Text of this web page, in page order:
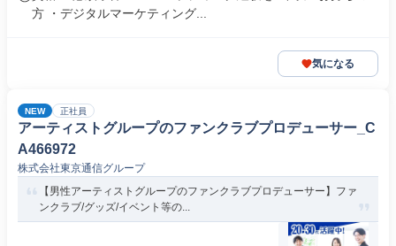
方 ・デジタルマーケティング...
気になる
NEW 正社員
アーティストグループのファンクラブプロデューサー_C
A466972
株式会社東京通信グループ
【男性アーティストグループのファンクラブプロデューサー】ファ
ンクラブ/グッズ/イベント等の...